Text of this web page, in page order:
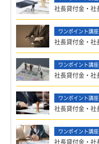
社長貸付金・
社長貸付金・
社長貸付金・
社長貸付金・
社長貸付金・